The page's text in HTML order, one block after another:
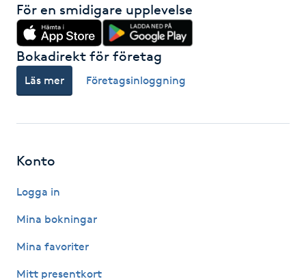
K18
Katun fransar
Kemisk peeling
Kinesiologi
Kiropraktik
För en smidigare upplevelse
Bokadirekt för företag
Läs mer Företagsinloggning
Konto
Logga in
Mina bokningar
Mina favoriter
Mitt presentkort